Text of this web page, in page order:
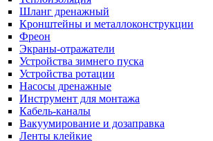
Шланг дренажный
Кронштейны и металлоконструкции
Фреон
Экраны-отражатели
Устройства зимнего пуска
Устройства ротации
Насосы дренажные
Инструмент для монтажа
Кабель-каналы
Вакуумирование и дозаправка
Ленты клейкие